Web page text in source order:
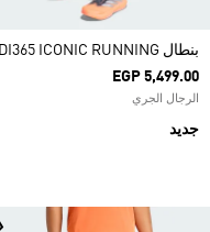
بنطال ADI365 ICONIC RUNNING
EGP 5,499.00
الرجال الجري
جديد